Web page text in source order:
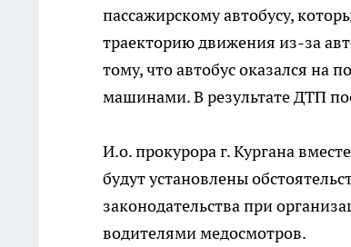
пассажирскому автобусу,
траекторию движения из-за
тому, что автобус оказался на
машинами. В результате ДТП
И.о. прокурора г. Кургана
будут установлены
законодательства при
водителями медосмотров.